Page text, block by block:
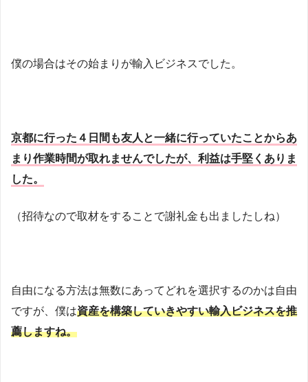
僕の場合はその始まりが輸入ビジネスでした。
京都に行った４日間も友人と一緒に行っていたことからあ
まり作業時間が取れませんでしたが、利益は手堅くありま
した。
（招待なので取材をすることで謝礼金も出ましたしね）
自由になる方法は無数にあってどれを選択するのかは自由
ですが、僕は資産を構築していきやすい輸入ビジネスを推
薦しますね。